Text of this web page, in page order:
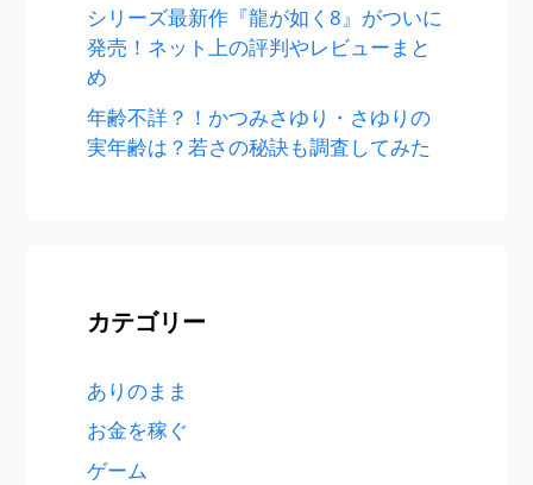
シリーズ最新作『龍が如く8』がついに
発売！ネット上の評判やレビューまと
め
年齢不詳？！かつみさゆり・さゆりの
実年齢は？若さの秘訣も調査してみた
カテゴリー
ありのまま
お金を稼ぐ
ゲーム